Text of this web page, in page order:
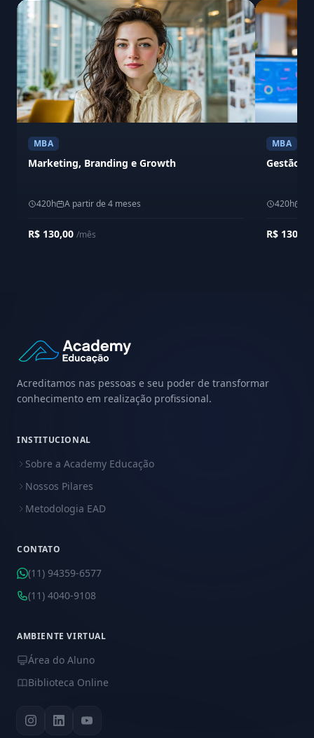
MBA
Marketing, Branding e Growth
420h A partir de 4 meses
R$ 130,00 /mês
MBA
Gestão
420h
R$ 130,00
Acreditamos nas pessoas e seu poder de transformar
conhecimento em realização profissional.
INSTITUCIONAL
Sobre a Academy Educação
Nossos Pilares
Metodologia EAD
CONTATO
(11) 94359-6577
(11) 4040-9108
AMBIENTE VIRTUAL
Área do Aluno
Biblioteca Online